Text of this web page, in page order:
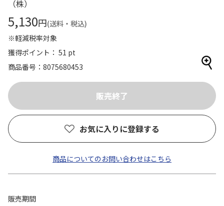
（株）
5,130円(送料・税込)
※軽減税率対象
獲得ポイント： 51 pt
商品番号
8075680453
お気に入りに登録する
商品についてのお問い合わせはこちら
販売期間